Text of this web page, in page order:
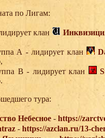
по Лигам:
клан
А - лидирует клан
В - лидирует клан
тура:
Небесное - https://
- https://azclan.ru/13-